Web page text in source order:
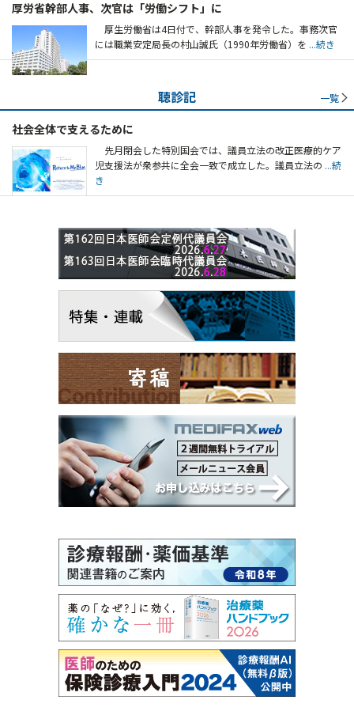
厚労省幹部人事、次官は「労働シフト」に
厚生労働省は4日付で、幹部人事を発令した。事務次官
には職業安定局長の村山誠氏（1990年労働省）を ...続き
聴診記 一覧
社会全体で支えるために
先月閉会した特別国会では、議員立法の改正医療的ケア
児支援法が衆参共に全会一致で成立した。議員立法の ...続
き